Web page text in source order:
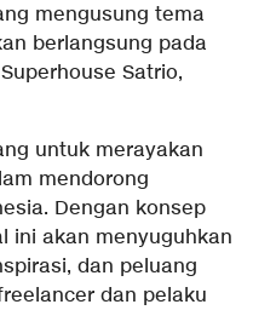
mengusung tema
berlangsung pada
Satrio,
untuk merayakan
mendorong
Dengan konsep
ini akan menyuguhkan
dan peluang
dan pelaku